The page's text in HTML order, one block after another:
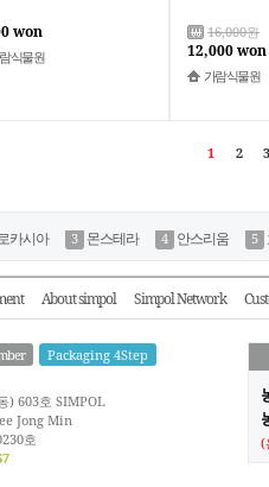
won
식물원
16,000원
12,000 won
가람식물원
1 2 3
카시아 몬스테라 안스리움
About simpol Simpol Network
Packaging 4Step
) 603호 SIMPOL
Jong Min
호
(